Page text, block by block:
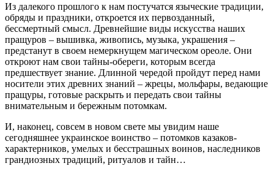
Из далекого прошлого к нам постучатся языческие традиции,
обряды и праздники, откроется их первозданный,
бессмертный смысл. Древнейшие виды искусства наших
пращуров – вышивка, живопись, музыка, украшения –
предстанут в своем немеркнущем магическом ореоле. Они
откроют нам свои тайны-обереги, которым всегда
предшествует знание. Длинной чередой пройдут перед нами
носители этих древних знаний – жрецы, мольфары, ведающие
пращуры, готовые раскрыть и передать свои тайны
внимательным и бережным потомкам.
И, наконец, совсем в новом свете мы увидим наше
сегодняшнее украинское воинство – потомков казаков-
характерников, умелых и бесстрашных воинов, наследников
грандиозных традиций, ритуалов и тайн…